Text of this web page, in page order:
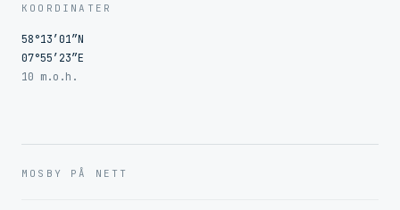
KOORDINATER
58°13′01″N
07°55′23″E
10 m.o.h.
MOSBY PÅ NETT